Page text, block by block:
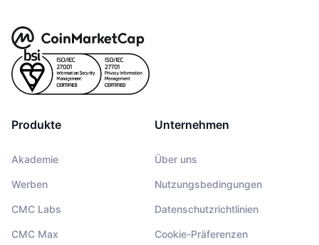
Produkte
Akademie
Werben
CMC Labs
CMC Max
Unternehmen
Über uns
Nutzungsbedingungen
Datenschutzrichtlinien
Cookie-Präferenzen